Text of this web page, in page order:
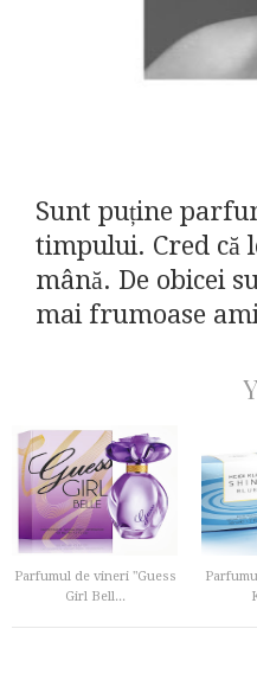
Sunt puține
timpului. Cred că
mână. De obicei
mai frumoase
Parfumul de vineri "Guess
Girl Bell...